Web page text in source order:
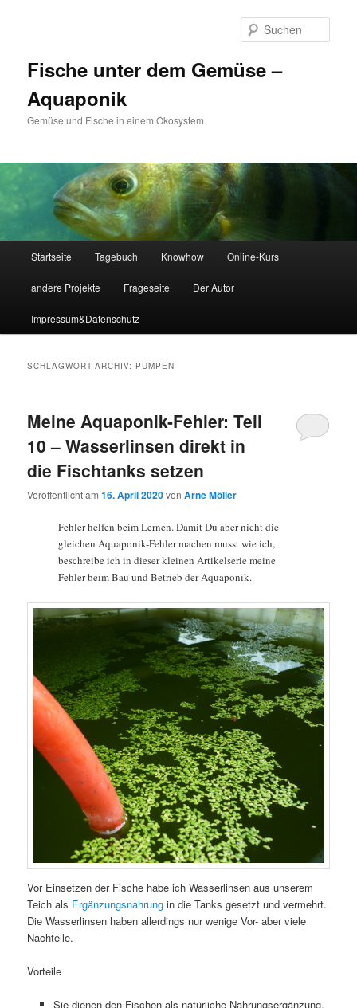
Fische unter dem Gemüse –
Aquaponik
Gemüse und Fische in einem Ökosystem
Startseite Tagebuch Knowhow Online-Kurs
andere Projekte Frageseite Der Autor
Impressum&Datenschutz
SCHLAGWORT-ARCHIV: PUMPEN
Meine Aquaponik-Fehler: Teil
10 – Wasserlinsen direkt in
die Fischtanks setzen
Veröffentlicht am16. April 2020vonArne Möller
Fehler helfen beim Lernen. Damit Du aber nicht die
gleichen Aquaponik-Fehler machen musst wie ich,
beschreibe ich in dieser kleinen Artikelserie meine
Fehler beim Bau und Betrieb der Aquaponik.
Vor Einsetzen der Fische habe ich Wasserlinsen aus unserem
Teich als Ergänzungsnahrung in die Tanks gesetzt und vermehrt.
Die Wasserlinsen haben allerdings nur wenige Vor- aber viele
Nachteile.
Vorteile
Sie dienen den Fischen als natürliche Nahrungsergänzung.